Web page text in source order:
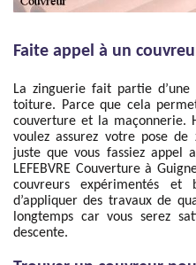
Faite appel à un
La zinguerie fait partie
toiture. Parce que cela
couverture et la maçonnerie.
voulez assurez votre pose
juste que vous fassiez appel
LEFEBVRE Couverture à
couvreurs expérimentés
d’appliquer des travaux de
longtemps car vous serez
descente.